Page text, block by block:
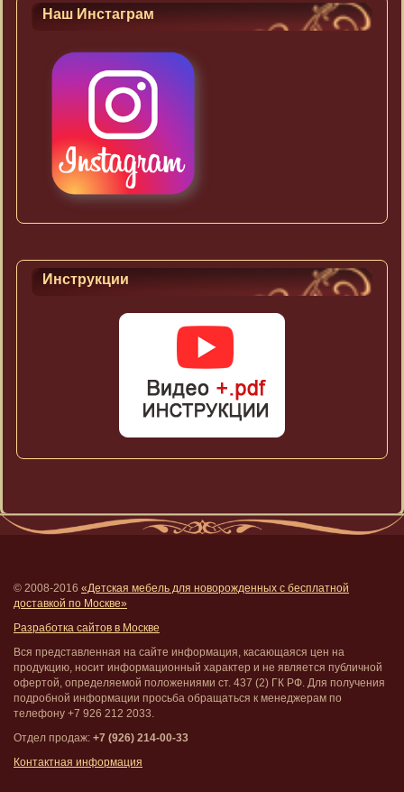
Наш Инстаграм
Инструкции
© 2008-2016 «Детская мебель для новорожденных с бесплатной
доставкой по Москве»
Разработка сайтов в Москве
Вся представленная на сайте информация, касающаяся цен на
продукцию, носит информационный характер и не является публичной
офертой, определяемой положениями ст. 437 (2) ГК РФ. Для получения
подробной информации просьба обращаться к менеджерам по
телефону +7 926 212 2033.
Отдел продаж: +7 (926) 214-00-33
Контактная информация